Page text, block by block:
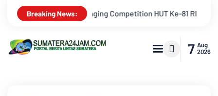
Breaking News:
RI Kejati Jambi Serahkan Dua Tersangka Korupsi
7 Aug
2026